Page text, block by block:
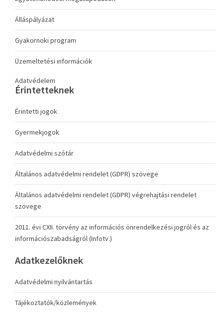
Álláspályázat
Gyakornoki program
Üzemeltetési információk
Adatvédelem
Érintetteknek
Érintetti jogok
Gyermekjogok
Adatvédelmi szótár
Általános adatvédelmi rendelet (GDPR) szövege
Általános adatvédelmi rendelet (GDPR) végrehajtási rendelet
szövege
2011. évi CXII. törvény az információs önrendelkezési jogról és az
információszabadságról (Infotv.)
Adatkezelőknek
Adatvédelmi nyilvántartás
Tájékoztatók/közlemények